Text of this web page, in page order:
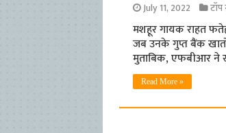
July 11, 2022
मशहूर गायक राहत
जब उनके गुप्त बैंक
मुताबिक, एफबीआर ने
Read More »